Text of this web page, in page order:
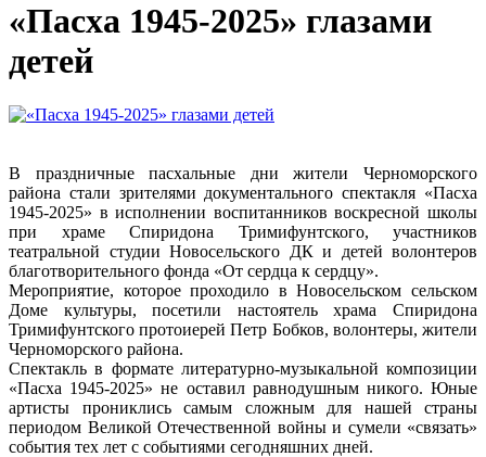
«Пасха 1945-2025» глазами
детей
В праздничные пасхальные дни жители Черноморского
района стали зрителями документального спектакля «Пасха
1945-2025» в исполнении воспитанников воскресной школы
при храме Спиридона Тримифунтского, участников
театральной студии Новосельского ДК и детей волонтеров
благотворительного фонда «От сердца к сердцу».
Мероприятие, которое проходило в Новосельском сельском
Доме культуры, посетили настоятель храма Спиридона
Тримифунтского протоиерей Петр Бобков, волонтеры, жители
Черноморского района.
Спектакль в формате литературно-музыкальной композиции
«Пасха 1945-2025» не оставил равнодушным никого. Юные
артисты прониклись самым сложным для нашей страны
периодом Великой Отечественной войны и сумели «связать»
события тех лет с событиями сегодняшних дней.